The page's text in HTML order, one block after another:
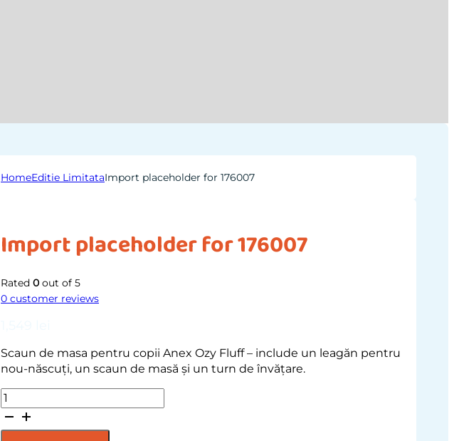
HomeEditie LimitataImport placeholder for 176007
Import placeholder for 176007
Rated 0 out of 5
0 customer reviews
Scaun de masa pentru copii Anex Ozy Fluff – include un leagăn pentru
nou-născuți, un scaun de masă și un turn de învățare.
Import
placeholder